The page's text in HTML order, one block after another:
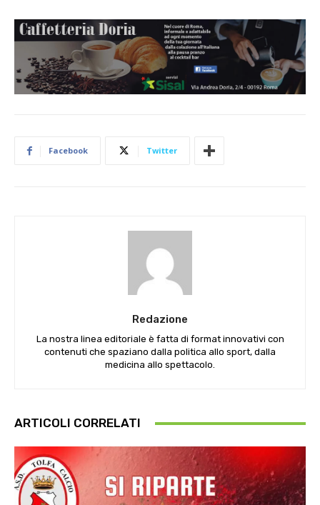
Facebook Twitter
Redazione
La nostra linea editoriale è fatta di format innovativi con
contenuti che spaziano dalla politica allo sport, dalla
medicina allo spettacolo.
ARTICOLI CORRELATI